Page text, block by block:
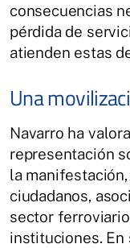
consecuencias
pérdida de
atienden estas
Una
Navarro ha
representación
la
ciudadanos,
sector
instituciones. En